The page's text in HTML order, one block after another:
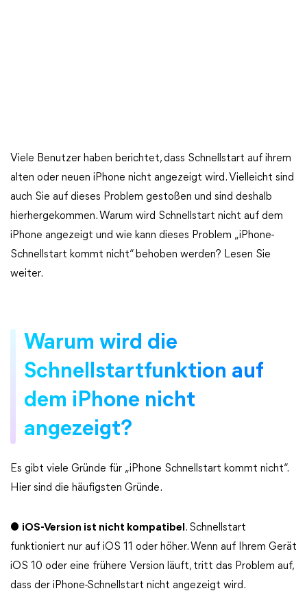
Viele Benutzer haben berichtet, dass Schnellstart auf ihrem
alten oder neuen iPhone nicht angezeigt wird. Vielleicht sind
auch Sie auf dieses Problem gestoßen und sind deshalb
hierhergekommen. Warum wird Schnellstart nicht auf dem
iPhone angezeigt und wie kann dieses Problem „iPhone-
Schnellstart kommt nicht“ behoben werden? Lesen Sie
weiter.
Warum wird die
Schnellstartfunktion auf
dem iPhone nicht
angezeigt?
Es gibt viele Gründe für „iPhone Schnellstart kommt nicht“.
Hier sind die häufigsten Gründe.
● iOS-Version ist nicht kompatibel . Schnellstart
funktioniert nur auf iOS 11 oder höher. Wenn auf Ihrem Gerät
iOS 10 oder eine frühere Version läuft, tritt das Problem auf,
dass der iPhone-Schnellstart nicht angezeigt wird.